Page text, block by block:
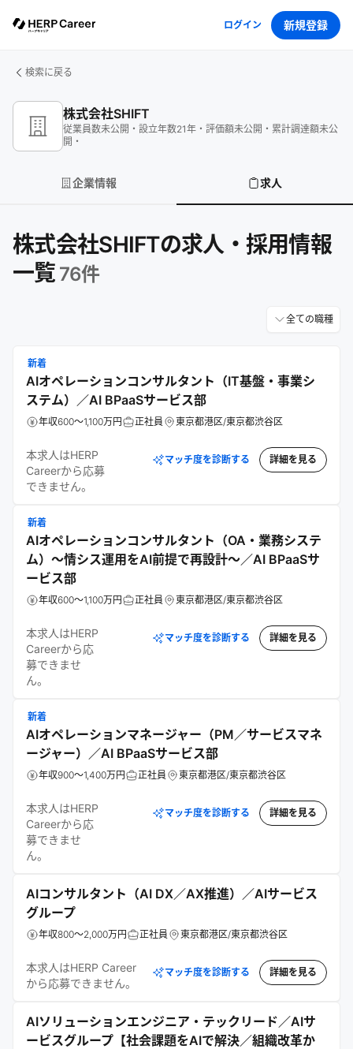
ログイン 新規登録
検索に戻る
株式会社SHIFT
従業員数未公開 ・ 設立年数21年 ・ 評価額未公開 ・ 累計調達額未公
開 ・
企業情報 求人
株式会社SHIFTの求人・採用情報
一覧 76件
全ての職種
新着
AIオペレーションコンサルタント（IT基盤・事業シ
ステム）／AI BPaaSサービス部
年収600～1,100万円 正社員 東京都港区/東京都渋谷区
本求人はHERP
Careerから応募
できません。
マッチ度を診断する 詳細を見る
新着
AIオペレーションコンサルタント（OA・業務システ
ム）～情シス運用をAI前提で再設計～／AI BPaaSサ
ービス部
年収600～1,100万円 正社員 東京都港区/東京都渋谷区
本求人はHERP
Careerから応
募できませ
ん。
マッチ度を診断する 詳細を見る
新着
AIオペレーションマネージャー（PM／サービスマネ
ージャー）／AI BPaaSサービス部
年収900～1,400万円 正社員 東京都港区/東京都渋谷区
本求人はHERP
Careerから応
募できませ
ん。
マッチ度を診断する 詳細を見る
AIコンサルタント（AI DX／AX推進）／AIサービス
グループ
年収800～2,000万円 正社員 東京都港区/東京都渋谷区
本求人はHERP Career
から応募できません。
マッチ度を診断する 詳細を見る
AIソリューションエンジニア・テックリード／AIサ
ービスグループ【社会課題をAIで解決／組織改革か